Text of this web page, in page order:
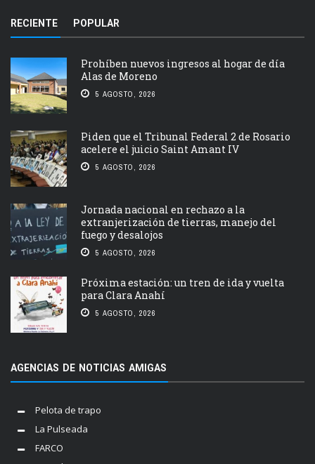
RECIENTE POPULAR
Prohíben nuevos ingresos al hogar de día
Alas de Moreno
5 AGOSTO, 2026
Piden que el Tribunal Federal 2 de Rosario
acelere el juicio Saint Amant IV
5 AGOSTO, 2026
Jornada nacional en rechazo a la
extranjerización de tierras, manejo del
fuego y desalojos
5 AGOSTO, 2026
Próxima estación: un tren de ida y vuelta
para Clara Anahí
5 AGOSTO, 2026
AGENCIAS DE NOTICIAS AMIGAS
Pelota de trapo
La Pulseada
FARCO